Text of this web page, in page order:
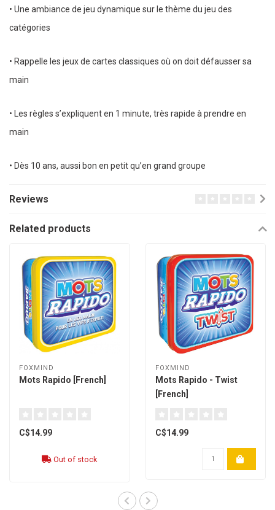
• Une ambiance de jeu dynamique sur le thème du jeu des
catégories
• Rappelle les jeux de cartes classiques où on doit défausser sa
main
• Les règles s’expliquent en 1 minute, très rapide à prendre en
main
• Dès 10 ans, aussi bon en petit qu’en grand groupe
Reviews
Related products
FOXMIND
Mots Rapido [French]
C$14.99
Out of stock
FOXMIND
Mots Rapido - Twist
[French]
C$14.99